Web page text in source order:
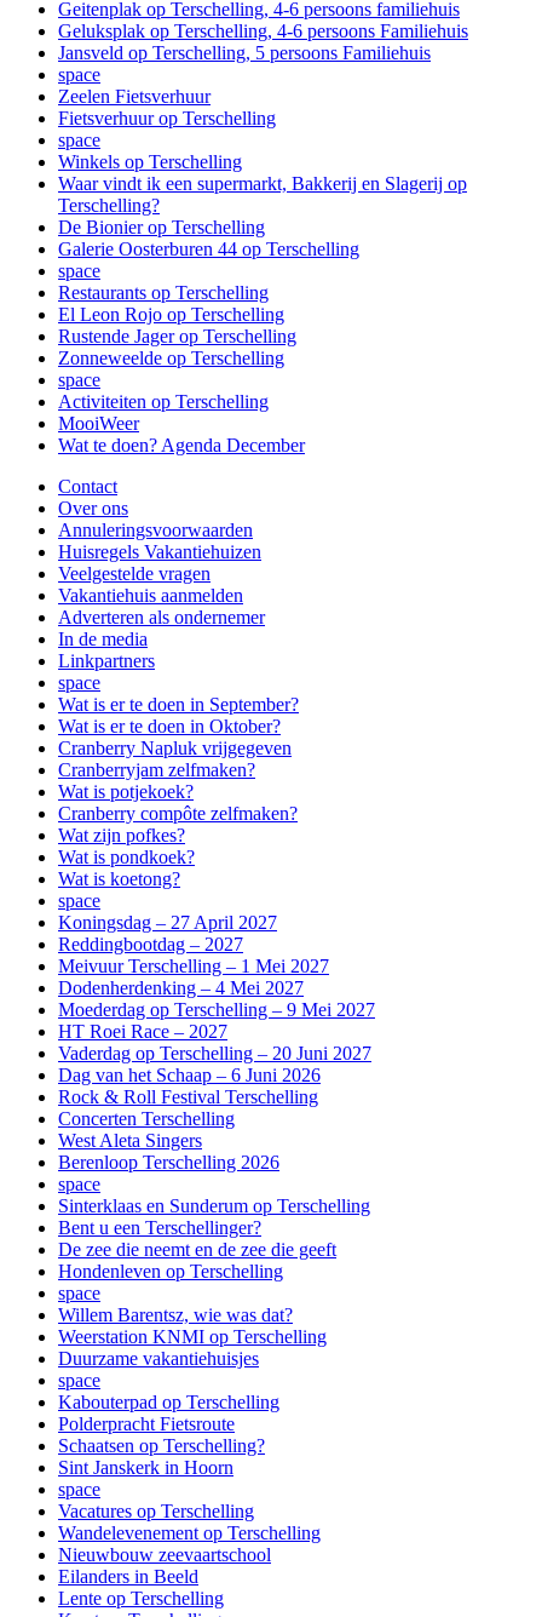
Geitenplak op Terschelling, 4-6 persoons familiehuis
Geluksplak op Terschelling, 4-6 persoons Familiehuis
Jansveld op Terschelling, 5 persoons Familiehuis
space
Zeelen Fietsverhuur
Fietsverhuur op Terschelling
space
Winkels op Terschelling
Waar vindt ik een supermarkt, Bakkerij en Slagerij op
Terschelling?
De Bionier op Terschelling
Galerie Oosterburen 44 op Terschelling
space
Restaurants op Terschelling
El Leon Rojo op Terschelling
Rustende Jager op Terschelling
Zonneweelde op Terschelling
space
Activiteiten op Terschelling
MooiWeer
Wat te doen? Agenda December
Contact
Over ons
Annuleringsvoorwaarden
Huisregels Vakantiehuizen
Veelgestelde vragen
Vakantiehuis aanmelden
Adverteren als ondernemer
In de media
Linkpartners
space
Wat is er te doen in September?
Wat is er te doen in Oktober?
Cranberry Napluk vrijgegeven
Cranberryjam zelfmaken?
Wat is potjekoek?
Cranberry compôte zelfmaken?
Wat zijn pofkes?
Wat is pondkoek?
Wat is koetong?
space
Koningsdag – 27 April 2027
Reddingbootdag – 2027
Meivuur Terschelling – 1 Mei 2027
Dodenherdenking – 4 Mei 2027
Moederdag op Terschelling – 9 Mei 2027
HT Roei Race – 2027
Vaderdag op Terschelling – 20 Juni 2027
Dag van het Schaap – 6 Juni 2026
Rock & Roll Festival Terschelling
Concerten Terschelling
West Aleta Singers
Berenloop Terschelling 2026
space
Sinterklaas en Sunderum op Terschelling
Bent u een Terschellinger?
De zee die neemt en de zee die geeft
Hondenleven op Terschelling
space
Willem Barentsz, wie was dat?
Weerstation KNMI op Terschelling
Duurzame vakantiehuisjes
space
Kabouterpad op Terschelling
Polderpracht Fietsroute
Schaatsen op Terschelling?
Sint Janskerk in Hoorn
space
Vacatures op Terschelling
Wandelevenement op Terschelling
Nieuwbouw zeevaartschool
Eilanders in Beeld
Lente op Terschelling